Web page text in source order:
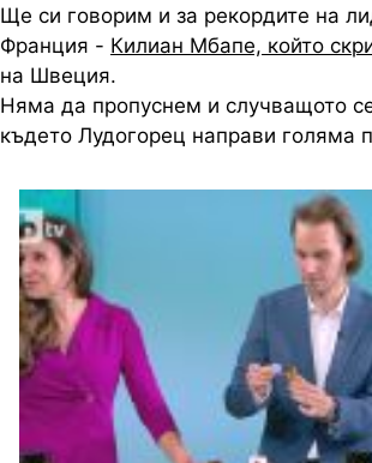
Ще си говорим и за рекордите на
Франция - Килиан Мбапе, който
на Швеция.
Няма да пропуснем и случващото
където Лудогорец направи голяма